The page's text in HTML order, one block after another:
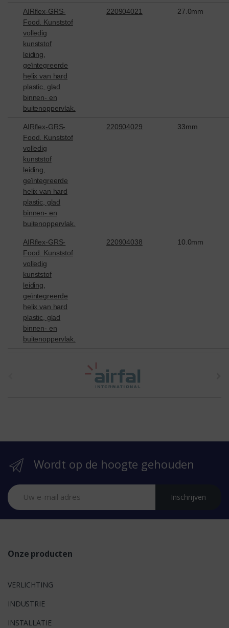
AIRflex-GRS-
Food. Kunststof
volledig
kunststof
leiding,
geïntegreerde
helix van hard
plastic, glad
binnen- en
buitenoppervlak.
220904021 27.0mm
AIRflex-GRS-
Food. Kunststof
volledig
kunststof
leiding,
geïntegreerde
helix van hard
plastic, glad
binnen- en
buitenoppervlak.
220904029 33mm
AIRflex-GRS-
Food. Kunststof
volledig
kunststof
leiding,
geïntegreerde
helix van hard
plastic, glad
binnen- en
buitenoppervlak.
220904038 10.0mm
r
Wordt op de hoogte gehouden
Inschrijven
Onze producten
VERLICHTING
INDUSTRIE
INSTALLATIE